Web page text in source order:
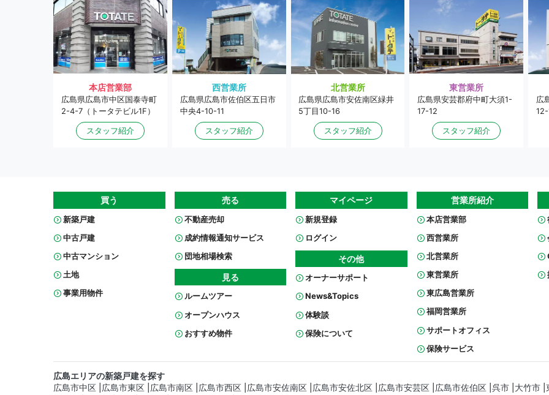
本店営業部
広島県広島市中区国泰寺町
2-4-7（トータテビル1F）
スタッフ紹介
西営業所
広島県広島市佐伯区五日市
中央4-10-11
スタッフ紹介
北営業所
広島県広島市安佐南区緑井
5丁目10-16
スタッフ紹介
東営業所
広島県安芸郡府中町大須1-
17-12
スタッフ紹介
広
買う
新築戸建
中古戸建
中古マンション
土地
事業用物件
売る
不動産売却
成約情報通知サービス
団地相場検索
見る
ルームツアー
オープンハウス
おすすめ物件
マイページ
新規登録
ログイン
その他
オーナーサポート
News&Topics
体験談
保険について
営業所紹介
本店営業部
西営業所
北営業所
東営業所
東広島営業所
福岡営業所
サポートオフィス
保険サービス
広島エリアの新築戸建を探す
広島市中区
広島市東区 広島市南区 広島市西区 広島市安佐南区 広島市安佐北区 広島市安芸区 広島市佐伯区 呉市 大竹市